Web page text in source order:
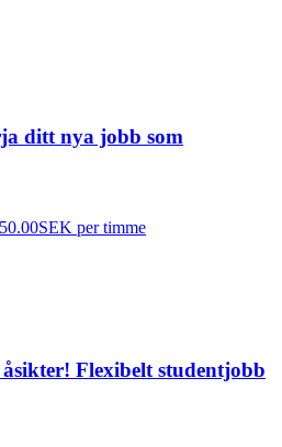
ditt nya jobb som
per timme
Flexibelt studentjobb